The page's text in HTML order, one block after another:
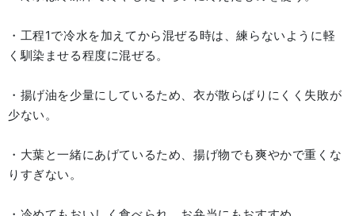
・工程1で冷水を加えてから混ぜる時は、練らないように軽
く馴染ませる程度に混ぜる。
・揚げ油を少量にしているため、衣が散らばりにくく失敗が
少ない。
・大葉と一緒にあげているため、揚げ物でも爽やかで重くな
りすぎない。